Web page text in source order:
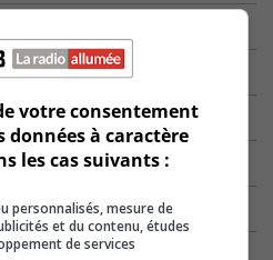
votre consentement
à caractère
les cas suivants :
personnalisés, mesure de
et du contenu, études
de services